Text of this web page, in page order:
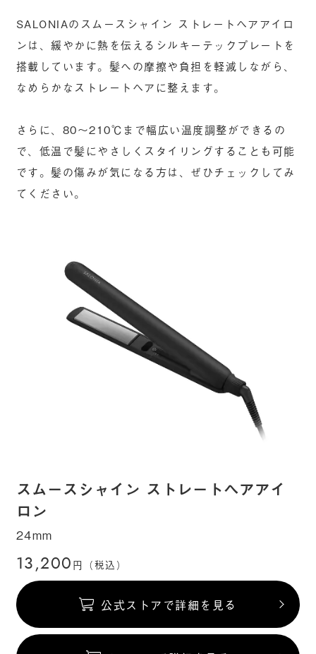
SALONIAのスムースシャイン ストレートヘアアイロ
ンは、緩やかに熱を伝えるシルキーテックプレートを
搭載しています。髪への摩擦や負担を軽減しながら、
なめらかなストレートヘアに整えます。
さらに、80〜210℃まで幅広い温度調整ができるの
で、低温で髪にやさしくスタイリングすることも可能
です。髪の傷みが気になる方は、ぜひチェックしてみ
てください。
スムースシャイン ストレートヘアアイ
ロン
24mm
13,200 円（税込）
公式ストアで詳細を見る